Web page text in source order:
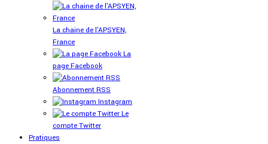
La chaine de l'APSYEN,
France
La
page Facebook
Abonnement RSS
Instagram
Le
compte Twitter
Pratiques